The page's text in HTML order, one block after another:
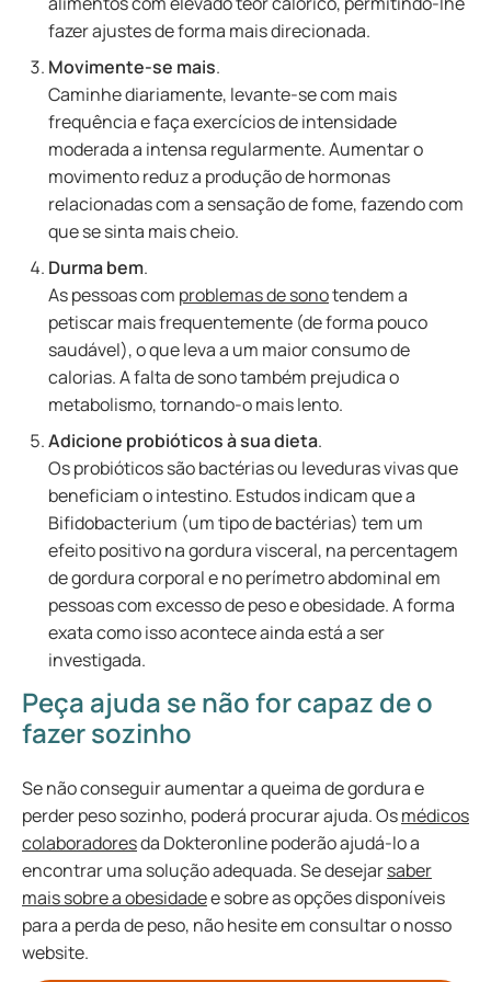
fazer ajustes de forma mais direcionada.
Movimente-se mais.
Caminhe diariamente, levante-se com mais
frequência e faça exercícios de intensidade
moderada a intensa regularmente. Aumentar o
movimento reduz a produção de hormonas
relacionadas com a sensação de fome, fazendo com
que se sinta mais cheio.
Durma bem.
As pessoas com problemas de sonotendem a
petiscar mais frequentemente (de forma pouco
saudável), o que leva a um maior consumo de
calorias. A falta de sono também prejudica o
metabolismo, tornando-o mais lento.
Adicione probióticos à sua dieta.
Os probióticos são bactérias ou leveduras vivas que
beneficiam o intestino. Estudos indicam que a
Bifidobacterium (um tipo de bactérias) tem um
efeito positivo na gordura visceral, na percentagem
de gordura corporal e no perímetro abdominal em
pessoas com excesso de peso e obesidade. A forma
exata como isso acontece ainda está a ser
investigada.
Peça ajuda se não for capaz de o
fazer sozinho
Se não conseguir aumentar a queima de gordura e
perder peso sozinho, poderá procurar ajuda. Osmédicos
colaboradoresda Dokteronline poderão ajudá-lo a
encontrar uma solução adequada. Se desejarsaber
mais sobre a obesidadee sobre as opções disponíveis
para a perda de peso, não hesite em consultar o nosso
website.